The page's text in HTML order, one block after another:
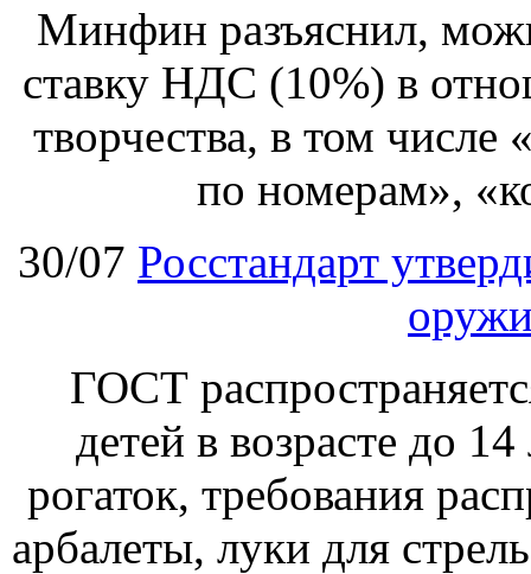
Минфин разъяснил,
ставку НДС (10%) в
творчества, в том
по номерам»,
30/07 Росстандарт
ГОСТ
детей в возрасте до
рогаток, требования
арбалеты, луки для